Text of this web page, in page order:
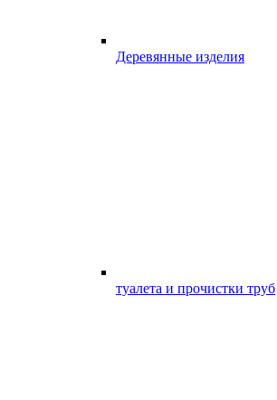
Деревянные изделия
туалета и прочистки труб